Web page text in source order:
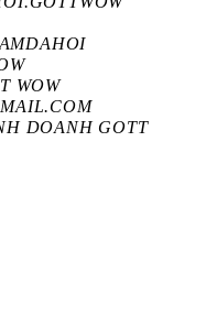
WOW
DOANH GOTT